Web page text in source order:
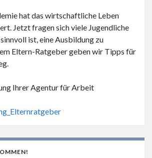
hat das wirtschaftliche Leben
Jetzt fragen sich viele Jugendliche
ist, eine Ausbildung zu
Eltern-Ratgeber geben wir Tipps für
Ihrer Agentur für Arbeit